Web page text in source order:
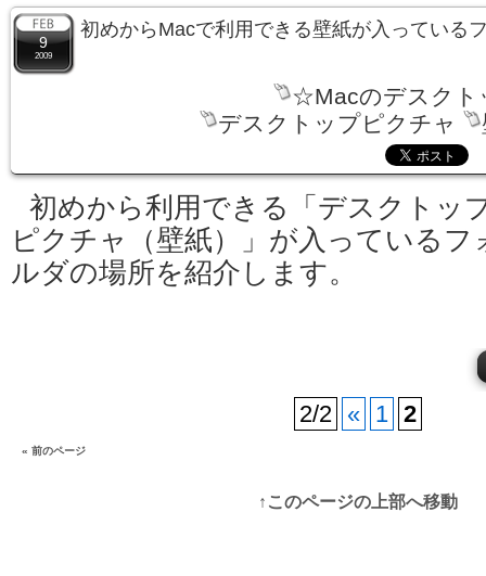
9
2009
初めからMacで利用できる壁紙が入っている
☆Macのデスクト
デスクトップピクチャ
初めから利用できる「デスクトッ
ピクチャ（壁紙）」が入っているフ
ルダの場所を紹介します。
2/2 « 1 2
« 前のページ
↑このページの上部へ移動